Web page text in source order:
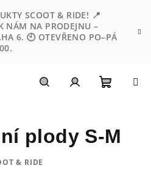
SCOOT & RIDE! 📍
NÁM NA PRODEJNU –
6. 🕙 OTEVŘENO PO–PÁ
košík
plody S-M
& RIDE